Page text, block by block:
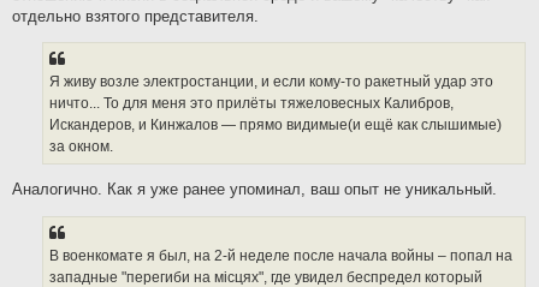
отдельно взятого представителя.
Я живу возле электростанции, и если кому-то ракетный удар это
ничто... То для меня это прилёты тяжеловесных Калибров,
Искандеров, и Кинжалов — прямо видимые(и ещё как слышимые)
за окном.
Аналогично. Как я уже ранее упоминал, ваш опыт не уникальный.
В военкомате я был, на 2-й неделе после начала войны – попал на
западные "перегиби на мiсцях", где увидел беспредел который